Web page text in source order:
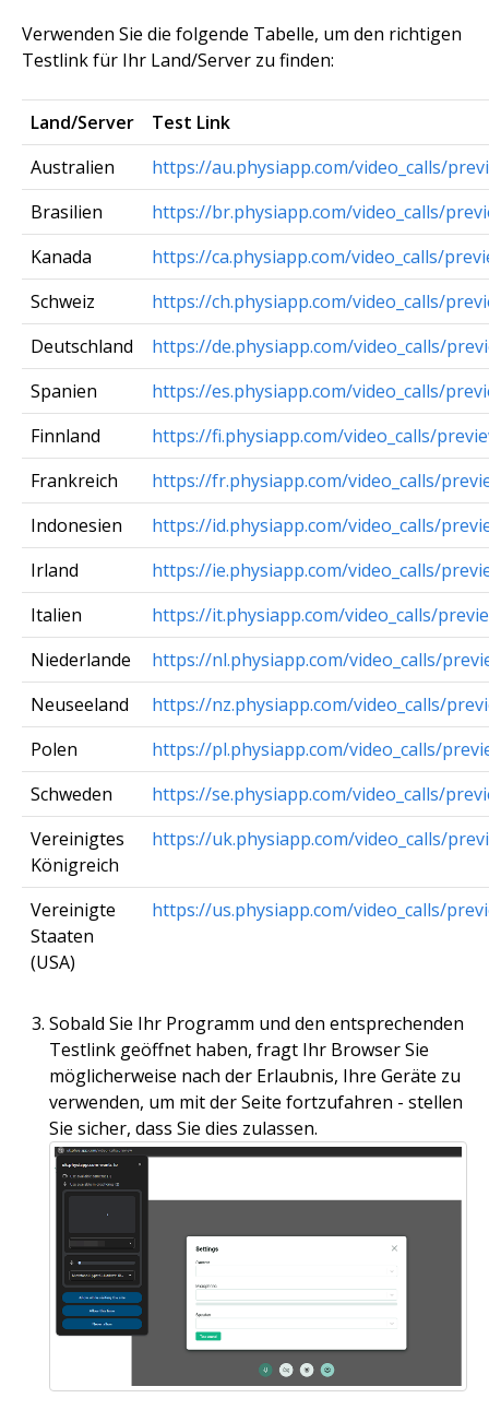
Verwenden Sie die folgende Tabelle, um den richtigen
Testlink für Ihr Land/Server zu finden:
Land/Server
Test Link
Australien
https://au.physiapp.com/video_calls/
Brasilien
https://br.physiapp.com/video_calls/
Kanada
https://ca.physiapp.com/video_calls/
Schweiz
https://ch.physiapp.com/video_calls/
Deutschland
https://de.physiapp.com/video_calls/
Spanien
https://es.physiapp.com/video_calls/
Finnland
https://fi.physiapp.com/video_calls/
Frankreich
https://fr.physiapp.com/video_calls/
Indonesien
https://id.physiapp.com/video_calls/
Irland
https://ie.physiapp.com/video_calls/
Italien
https://it.physiapp.com/video_calls/
Niederlande
https://nl.physiapp.com/video_calls/
Neuseeland
https://nz.physiapp.com/video_calls/
Polen
https://pl.physiapp.com/video_calls/
Schweden
https://se.physiapp.com/video_calls/
Vereinigtes
Königreich
https://uk.physiapp.com/video_calls/
Vereinigte
Staaten
(USA)
https://us.physiapp.com/video_calls/
Sobald Sie Ihr Programm und den entsprechenden
Testlink geöffnet haben, fragt Ihr Browser Sie
möglicherweise nach der Erlaubnis, Ihre Geräte zu
verwenden, um mit der Seite fortzufahren - stellen
Sie sicher, dass Sie dies zulassen.